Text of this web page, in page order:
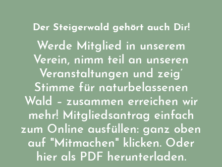
Der Steigerwald gehört auch Dir!
Werde Mitglied in unserem
Verein, nimm teil an unseren
Veranstaltungen und zeig’
Stimme für naturbelassenen
Wald – zusammen erreichen wir
mehr! Mitgliedsantrag einfach
zum Online ausfüllen: ganz oben
auf "Mitmachen" klicken. Oder
hier als PDF herunterladen.